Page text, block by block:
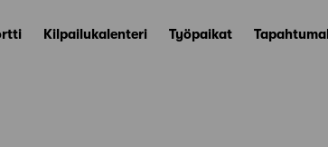
Kilpailukalenteri Työpaikat